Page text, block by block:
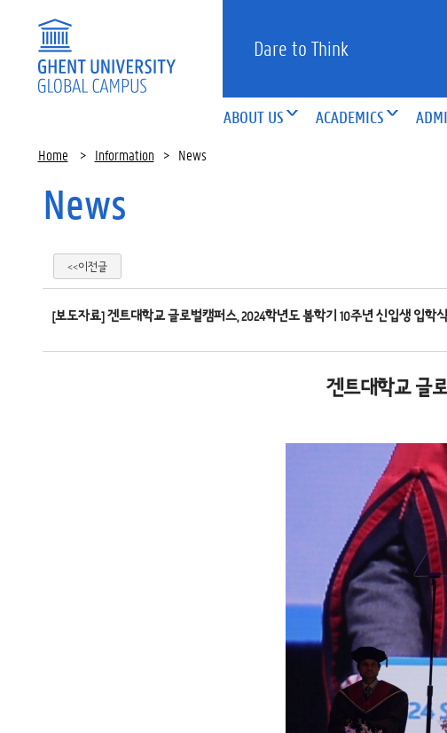
Dare to Think
ABOUT US ACADEMICS
Home > Information > News
News
<<이전글
[보도자료] 겐트대학교 글로벌캠퍼스, 2024학년도 봄학기 10주년 신입생 입학
겐트대학교 글